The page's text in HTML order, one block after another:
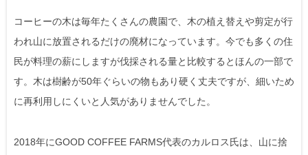
コーヒーの木は毎年たくさんの農園で、木の植え替えや剪定が行
われ山に放置されるだけの廃材になっています。今でも多くの住
民が料理の薪にしますが伐採される量と比較するとほんの一部で
す。木は樹齢が50年ぐらいの物もあり硬く丈夫ですが、細いため
に再利用しにくいと人気がありませんでした。
2018年にGOOD COFFEE FARMS代表のカルロス氏は、山に捨